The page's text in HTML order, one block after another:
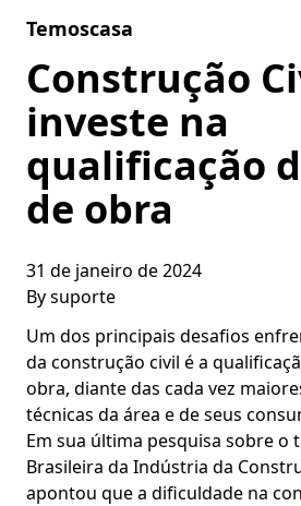
Temoscasa
Construção
investe na
qualificação
de obra
31 de janeiro de 2024
Bysuporte
Um dos principais desafios
da construção civil é a
obra, diante das cada vez
técnicas da área e de seus
Em sua última pesquisa sobre o
Brasileira da Indústria da
apontou que a dificuldade na